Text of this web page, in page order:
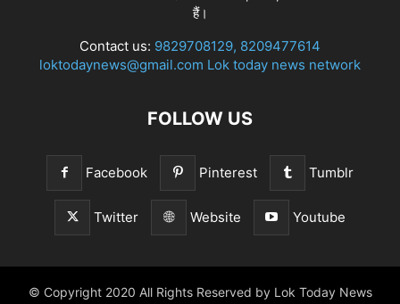
हैं।
Contact us: 9829708129, 8209477614
loktodaynews@gmail.com Lok today news network
FOLLOW US
Facebook Pinterest Tumblr
Twitter Website Youtube
© Copyright 2020 All Rights Reserved by Lok Today News